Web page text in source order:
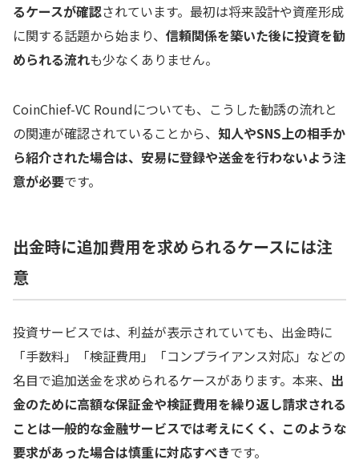
るケースが確認されています。最初は将来設計や資産形成
に関する話題から始まり、 信頼関係を築いた後に投資を勧
められる流れも少なくありません。
CoinChief-VC Roundについても、こうした勧誘の流れと
の関連が確認されていることから、 知人やSNS上の相手か
ら紹介された場合は、安易に登録や送金を行わないよう注
意が必要です。
出金時に追加費用を求められるケースには注
意
投資サービスでは、利益が表示されていても、出金時に
「手数料」「検証費用」「コンプライアンス対応」などの
名目で追加送金を求められるケースがあります。本来、 出
金のために高額な保証金や検証費用を繰り返し請求される
ことは一般的な金融サービスでは考えにくく、このような
要求があった場合は慎重に対応すべきです。